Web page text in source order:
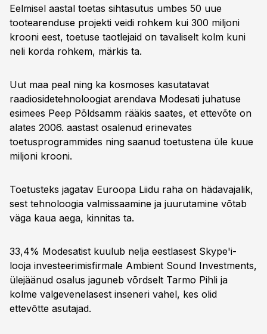
Eelmisel aastal toetas sihtasutus umbes 50 uue
tootearenduse projekti veidi rohkem kui 300 miljoni
krooni eest, toetuse taotlejaid on tavaliselt kolm kuni
neli korda rohkem, märkis ta.
Uut maa peal ning ka kosmoses kasutatavat
raadiosidetehnoloogiat arendava Modesati juhatuse
esimees Peep Põldsamm rääkis saates, et ettevõte on
alates 2006. aastast osalenud erinevates
toetusprogrammides ning saanud toetustena üle kuue
miljoni krooni.
Toetusteks jagatav Euroopa Liidu raha on hädavajalik,
sest tehnoloogia valmissaamine ja juurutamine võtab
väga kaua aega, kinnitas ta.
33,4% Modesatist kuulub nelja eestlasest Skype'i-
looja investeerimisfirmale Ambient Sound Investments,
ülejäänud osalus jaguneb võrdselt Tarmo Pihli ja
kolme valgevenelasest inseneri vahel, kes olid
ettevõtte asutajad.